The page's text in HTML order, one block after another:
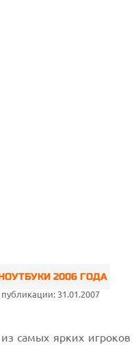
2006 ГОДА
публикации: 31.01.2007
самых ярких игроков